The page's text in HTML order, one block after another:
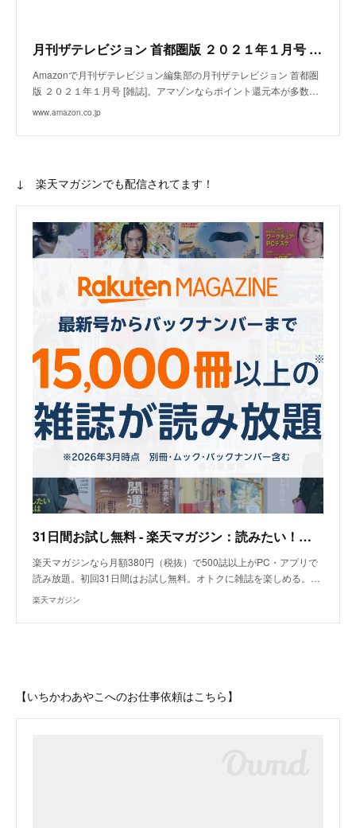
月刊ザテレビジョン 首都圏版 ２０２１年１月号 [雑誌]
Amazonで月刊ザテレビジョン編集部の月刊ザテレビジョン 首都圏
版 ２０２１年１月号 [雑誌]。アマゾンならポイント還元本が多数…
www.amazon.co.jp
↓ 楽天マガジンでも配信されてます！
31日間お試し無料 - 楽天マガジン：読みたい！が見つかる、広がる
楽天マガジンなら月額380円（税抜）で500誌以上がPC・アプリで
読み放題。初回31日間はお試し無料。オトクに雑誌を楽しめる。…
楽天マガジン
【いちかわあやこへのお仕事依頼はこちら】